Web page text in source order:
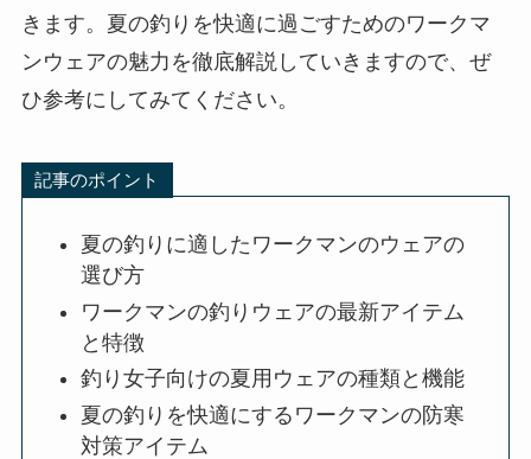
きます。夏の釣りを快適に過ごすためのワークマ
ンウェアの魅力を徹底解説していきますので、ぜ
ひ参考にしてみてください。
記事のポイント
夏の釣りに適したワークマンのウェアの
選び方
ワークマンの釣りウェアの最新アイテム
と特徴
釣り女子向けの夏用ウェアの種類と機能
夏の釣りを快適にするワークマンの防寒
対策アイテム